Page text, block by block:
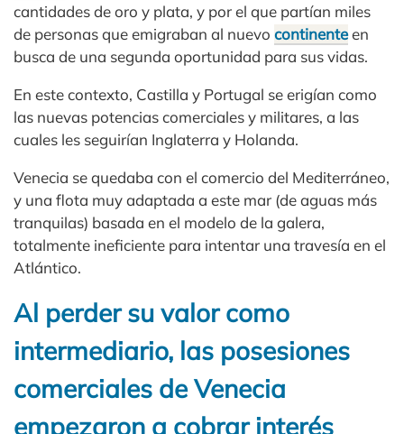
cantidades de oro y plata, y por el que partían miles
de personas que emigraban al nuevo continenteen
busca de una segunda oportunidad para sus vidas.
En este contexto, Castilla y Portugal se erigían como
las nuevas potencias comerciales y militares, a las
cuales les seguirían Inglaterra y Holanda.
Venecia se quedaba con el comercio del Mediterráneo,
y una flota muy adaptada a este mar (de aguas más
tranquilas) basada en el modelo de la galera,
totalmente ineficiente para intentar una travesía en el
Atlántico.
Al perder su valor como
intermediario, las posesiones
comerciales de Venecia
empezaron a cobrar interés